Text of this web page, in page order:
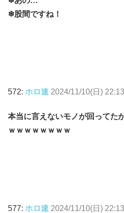
❄股間ですね！
572: ホロ速 2024/11/10(日)
本当に言えないモノが回ってた
ｗｗｗｗｗｗｗｗ
577: ホロ速 2024/11/10(日)